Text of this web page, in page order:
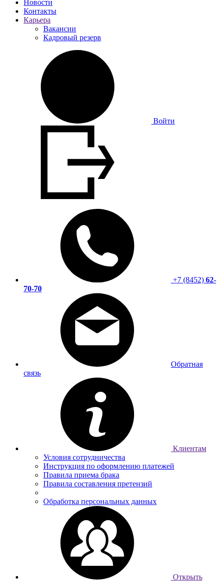
Новости
Контакты
Карьера
Вакансии
Кадровый резерв
Войти
+7 (8452) 62-
70-70
Обратная
связь
Клиентам
Условия сотрудничества
Инструкция по оформлению платежей
Правила приема брака
Правила составления претензий
Обработка персональных данных
Открыть